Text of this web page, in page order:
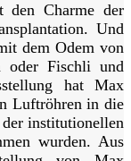
den Charme der
Und
dem Odem von
oder Fischli und
hat Max
Luftröhren in die
institutionellen
wurden. Aus